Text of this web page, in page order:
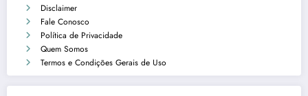
Disclaimer
Fale Conosco
Política de Privacidade
Quem Somos
Termos e Condições Gerais de Uso